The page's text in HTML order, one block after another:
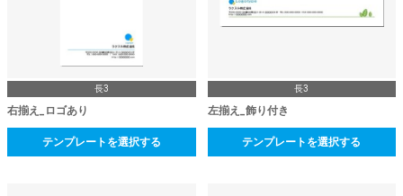
長3
右揃え_ロゴあり
テンプレートを選択する
長3
左揃え_飾り付き
テンプレートを選択する